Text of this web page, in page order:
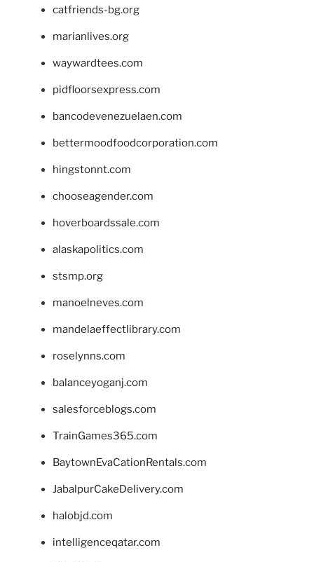
catfriends-bg.org
marianlives.org
waywardtees.com
pidfloorsexpress.com
bancodevenezuelaen.com
bettermoodfoodcorporation.com
hingstonnt.com
chooseagender.com
hoverboardssale.com
alaskapolitics.com
stsmp.org
manoelneves.com
mandelaeffectlibrary.com
roselynns.com
balanceyoganj.com
salesforceblogs.com
TrainGames365.com
BaytownEvaCationRentals.com
JabalpurCakeDelivery.com
halobjd.com
intelligenceqatar.com